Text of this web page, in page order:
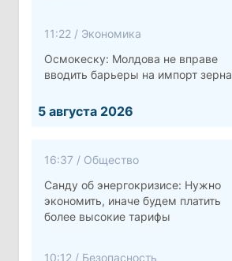
11:22 / Экономика
Осмокеску: Молдова не вправе
вводить барьеры на импорт зерна
5 августа 2026
16:37 / Общество
Санду об энергокризисе: Нужно
экономить, иначе будем платить
более высокие тарифы
10:12 / Безопасность